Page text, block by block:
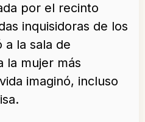
por el recinto
inquisidoras de los
a la sala de
la mujer más
imaginó, incluso